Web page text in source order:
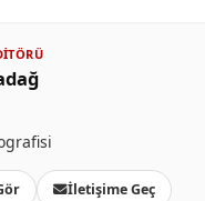
İletişime Geç